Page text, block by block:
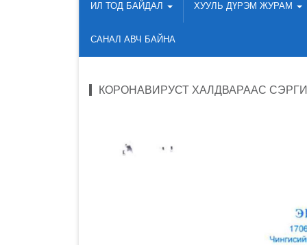
ИЛ ТОД БАЙДАЛ ХУУЛЬ ДҮРЭМ ЖУРАМ
САНАЛ АВЧ БАЙНА
КОРОНАВИРУСТ ХАЛДВАРААС